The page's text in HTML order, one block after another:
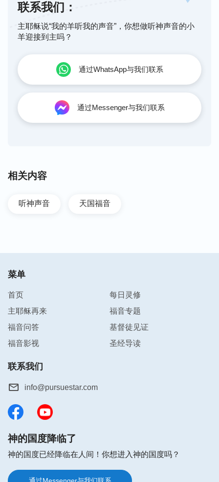
联系我们：
主耶稣说“我的羊听我的声音”，你想做听神声音的小
羊迎接到主吗？
通过WhatsApp与我们联系
通过Messenger与我们联系
相关内容
听神声音 天国福音
菜单
首页
每日灵修
主耶稣再来
福音专题
福音问答
基督徒见证
福音影视
圣经导读
联系我们
info@pursuestar.com
神的国度降临了
神的国度已经降临在人间！你想进入神的国度吗？